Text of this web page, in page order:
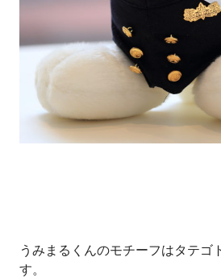
うみまるくんのモチーフはタテゴ
す。